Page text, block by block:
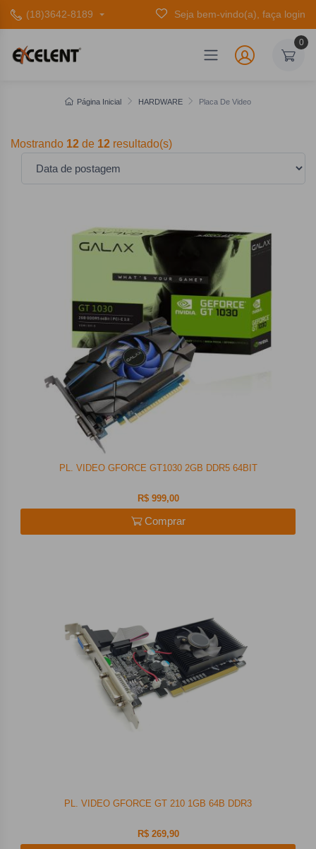
(18)3642-8189 Seja bem-vindo(a), faça login
0
Página Inicial HARDWARE Placa De Video
Mostrando 12 de 12 resultado(s)
PL. VIDEO GFORCE GT1030 2GB DDR5 64BIT
R$ 999,00
Comprar
PL. VIDEO GFORCE GT 210 1GB 64B DDR3
R$ 269,90